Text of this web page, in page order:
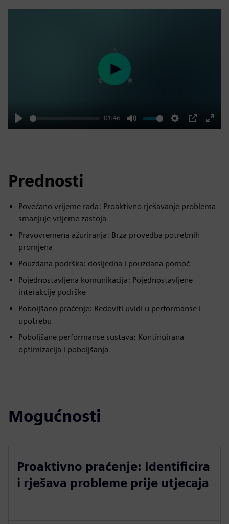
Play
01:46
Mute Settings
PIP
Enter
Play
Prednosti
Povećano vrijeme rada: Proaktivno rješavanje problema
smanjuje vrijeme zastoja
Pravovremena ažuriranja: Brza provedba potrebnih
promjena
Pouzdana podrška: dosljedna i pouzdana pomoć
Pojednostavljena komunikacija: Pojednostavljene
interakcije podrške
Poboljšano praćenje: Redoviti uvidi u performanse i
upotrebu
Poboljšane performanse sustava: Kontinuirana
optimizacija i poboljšanja
Mogućnosti
Proaktivno praćenje: Identificira
i rješava probleme prije utjecaja